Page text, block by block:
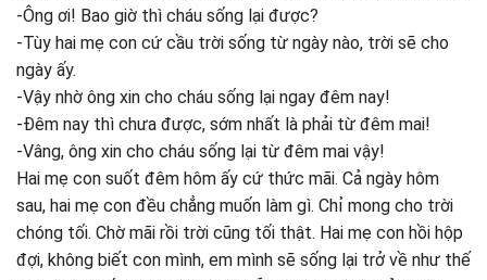
-Ông ơi! Bao giờ thì cháu sống lại được?
-Tùy hai mẹ con cứ cầu trời sống từ ngày nào, trời sẽ cho
ngày ấy.
-Vậy nhờ ông xin cho cháu sống lại ngay đêm nay!
-Đêm nay thì chưa được, sớm nhất là phải từ đêm mai!
-Vâng, ông xin cho cháu sống lại từ đêm mai vậy!
Hai mẹ con suốt đêm hôm ấy cứ thức mãi. Cả ngày hôm
sau, hai mẹ con đều chẳng muốn làm gì. Chỉ mong cho trời
chóng tối. Chờ mãi rồi trời cũng tối thật. Hai mẹ con hồi hộp
đợi, không biết con mình, em mình sẽ sống lại trở về như thế